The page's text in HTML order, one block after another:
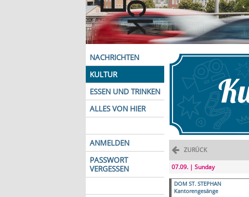
NACHRICHTEN
KULTUR
ESSEN UND TRINKEN
ALLES VON HIER
ANMELDEN
PASSWORT
VERGESSEN
ZURÜCK
07.09. | Sunday
DOM ST. STEPHAN
Kantorengesänge